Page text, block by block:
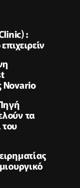
:
Novario
τα